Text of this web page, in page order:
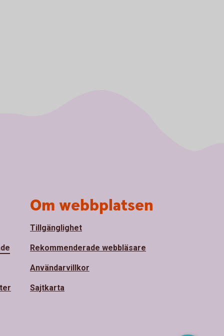
Om webbplatsen
Tillgänglighet
Rekommenderade webbläsare
Användarvillkor
Sajtkarta